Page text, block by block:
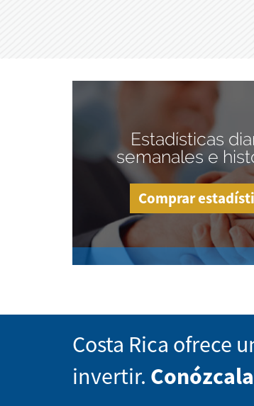
Estadísticas
semanales e
Comprar
Costa Rica ofrece
invertir.